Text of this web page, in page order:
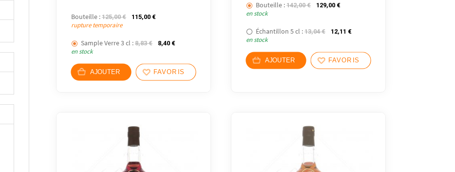
Bouteille : 125,00€ Le prix initial était : 125,00 €.
115,00 €Le prix actuel est : 115,00 €.
rupture temporaire
Sample Verre 3 cl : 8,83€ Le prix initial était : 8,83 €.
8,40 €Le prix actuel est : 8,40 €.
en stock
AJOUTER FAVORIS
Bouteille : 142,00€ Le prix initial était : 142,00 €.
129,00 €Le prix actuel est : 129,00 €.
en stock
Échantillon 5 cl : 13,04€ Le prix initial était : 13,04 €.
12,11 €Le prix actuel est : 12,11 €.
en stock
AJOUTER FAVORIS